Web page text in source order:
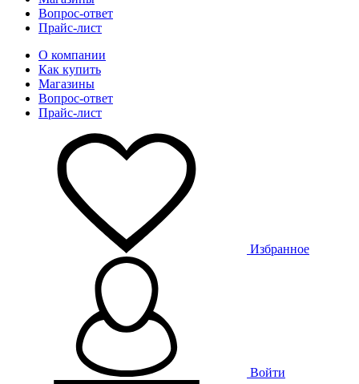
Вопрос-ответ
Прайс-лист
О компании
Как купить
Магазины
Вопрос-ответ
Прайс-лист
Избранное
Войти